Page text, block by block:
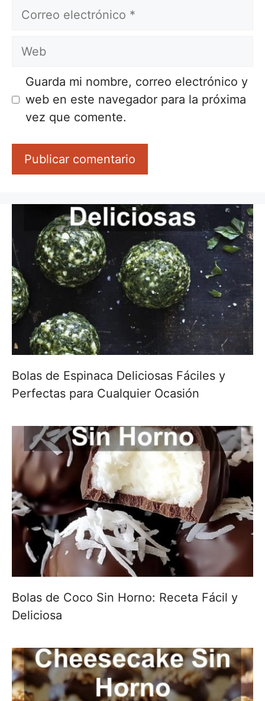
Correo
Web
Guarda mi nombre, correo electrónico y
web en este navegador para la próxima
vez que comente.
Bolas de Espinaca Deliciosas Fáciles y
Perfectas para Cualquier Ocasión
Bolas de Coco Sin Horno: Receta Fácil y
Deliciosa